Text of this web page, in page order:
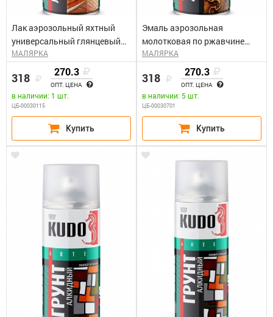
Лак аэрозольный яхтный
универсальный глянцевый
КУДО KU-9003 (0,52л)
МАЛЯРКА
318 270.3
ОПТ. ЦЕНА
в наличии: 1 шт.
ЦБ-00030115
Эмаль аэрозольная
молотковая по ржавчине
черно-бронзовая КУДО KU-
3009 (0,52л)
МАЛЯРКА
318 270.3
ОПТ. ЦЕНА
в наличии: 5 шт.
ЦБ-00030701